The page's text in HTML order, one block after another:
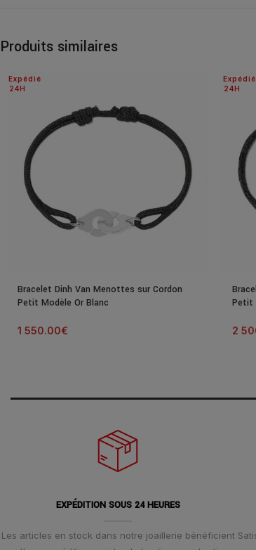
Produits similaires
24H
Expédié
Bracelet Dinh Van Menottes sur Cordon
Petit Modèle Or Blanc
1 550.00€
24H
Expédié
Petit
2
EXPÉDITION SOUS 24 HEURES
Les articles en stock dans notre joaillerie bénéficient